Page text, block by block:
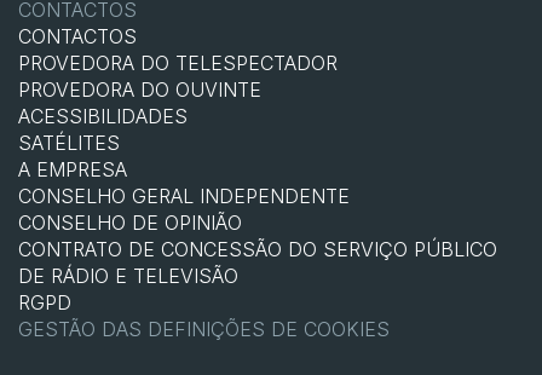
CONTACTOS
CONTACTOS
PROVEDORA DO TELESPECTADOR
PROVEDORA DO OUVINTE
ACESSIBILIDADES
SATÉLITES
A EMPRESA
CONSELHO GERAL INDEPENDENTE
CONSELHO DE OPINIÃO
CONTRATO DE CONCESSÃO DO SERVIÇO PÚBLICO
DE RÁDIO E TELEVISÃO
RGPD
GESTÃO DAS DEFINIÇÕES DE COOKIES